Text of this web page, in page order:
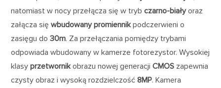
natomiast w nocy przełącza się w tryb czarno-białyoraz
załącza sięwbudowany promiennikpodczerwieni o
zasięgu do30m. Za przełączania pomiędzy trybami
odpowiada wbudowany w kamerze fotorezystor. Wysokiej
klasyprzetwornikobrazu nowej generacjiCMOS zapewnia
czysty obraz i wysoką rozdzielczość8MP. Kamera